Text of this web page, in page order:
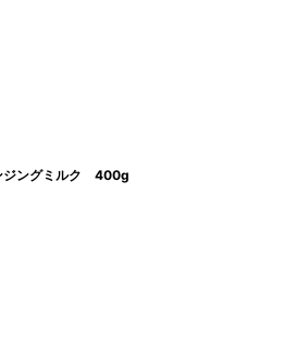
ジングミルク 400g